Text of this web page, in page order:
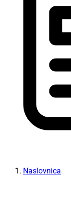
Naslovnica